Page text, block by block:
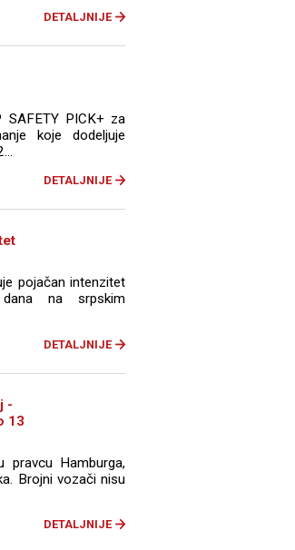
DETALJNIJE
PICK+ za
koje dodeljuje
DETALJNIJE
pojačan intenzitet
na srpskim
DETALJNIJE
-
13
Hamburga,
Brojni vozači nisu
DETALJNIJE